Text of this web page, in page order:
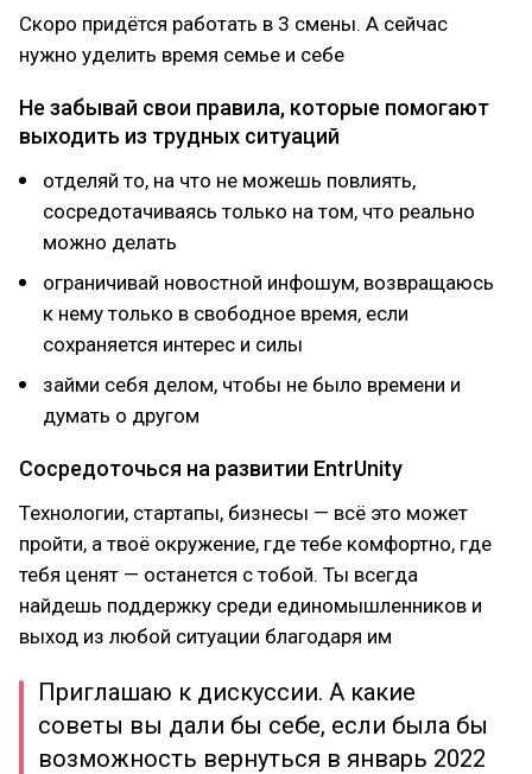
Скоро придётся работать в 3 смены. А сейчас
нужно уделить время семье и себе
Не забывай свои правила, которые помогают
выходить из трудных ситуаций
отделяй то, на что не можешь повлиять,
сосредотачиваясь только на том, что реально
можно делать
ограничивай новостной инфошум, возвращаюсь
к нему только в свободное время, если
сохраняется интерес и силы
займи себя делом, чтобы не было времени и
думать о другом
Сосредоточься на развитии EntrUnity
Технологии, стартапы, бизнесы — всё это может
пройти, а твоё окружение, где тебе комфортно, где
тебя ценят — останется с тобой. Ты всегда
найдешь поддержку среди единомышленников и
выход из любой ситуации благодаря им
Приглашаю к дискуссии. А какие
советы вы дали бы себе, если была бы
возможность вернуться в январь 2022